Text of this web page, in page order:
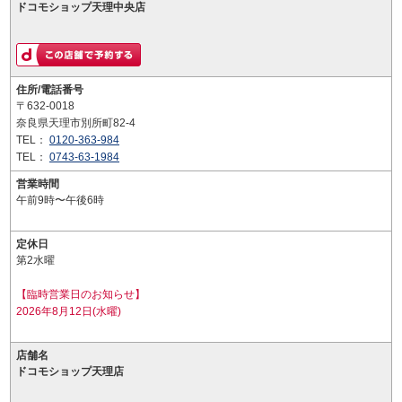
ドコモショップ天理中央店
住所/電話番号
〒632-0018
奈良県天理市別所町82-4
TEL： 0120-363-984
TEL： 0743-63-1984
営業時間
午前9時〜午後6時
定休日
第2水曜
【臨時営業日のお知らせ】
2026年8月12日(水曜)
店舗名
ドコモショップ天理店